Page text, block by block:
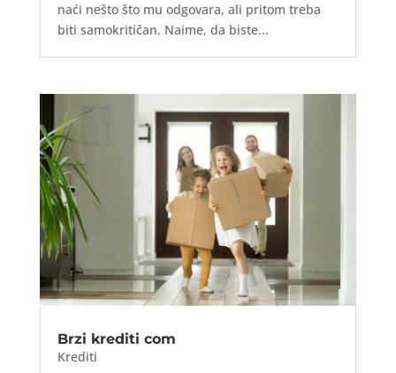
naći nešto što mu odgovara, ali pritom treba
biti samokritičan. Naime, da biste...
Brzi krediti com
Krediti